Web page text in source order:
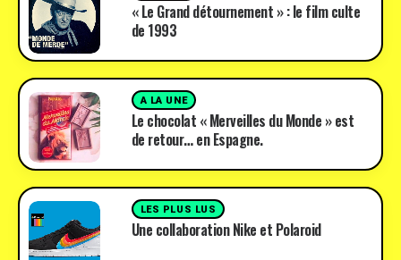
« Le Grand détournement » : le film culte
de 1993
A LA UNE
Le chocolat « Merveilles du Monde » est
de retour… en Espagne.
LES PLUS LUS
Une collaboration Nike et Polaroid